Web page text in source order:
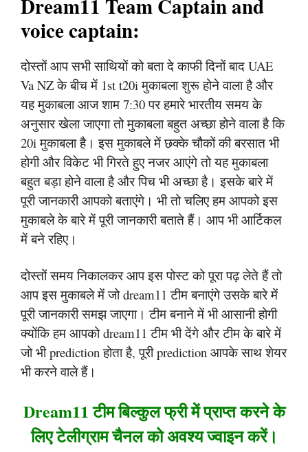
Dream11 Team Captain and
voice captain:
दोस्तों आप सभी साथियों को बता दे काफी दिनों बाद UAE
Va NZ के बीच में 1st t20i मुकाबला शुरू होने वाला है और
यह मुकाबला आज शाम 7:30 पर हमारे भारतीय समय के
अनुसार खेला जाएगा तो मुकाबला बहुत अच्छा होने वाला है कि
20i मुकाबला है। इस मुकाबले में छक्के चौकों की बरसात भी
होगी और विकेट भी गिरते हुए नजर आएंगे तो यह मुकाबला
बहुत बड़ा होने वाला है और पिच भी अच्छा है। इसके बारे में
पूरी जानकारी आपको बताएंगे। भी तो चलिए हम आपको इस
मुकाबले के बारे में पूरी जानकारी बताते हैं। आप भी आर्टिकल
में बने रहिए।
दोस्तों समय निकालकर आप इस पोस्ट को पूरा पढ़ लेते हैं तो
आप इस मुकाबले में जो dream11 टीम बनाएंगे उसके बारे में
पूरी जानकारी समझ जाएगा। टीम बनाने में भी आसानी होगी
क्योंकि हम आपको dream11 टीम भी देंगे और टीम के बारे में
जो भी prediction होता है, पूरी prediction आपके साथ शेयर
भी करने वाले हैं।
Dream11 टीम बिल्कुल फ्री में प्राप्त करने के
लिए टेलीग्राम चैनल को अवश्य ज्वाइन करें।